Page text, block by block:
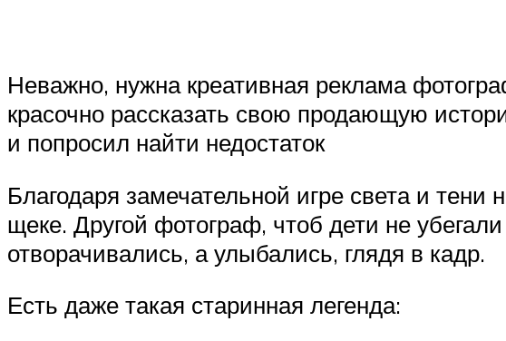
Неважно, нужна креативная реклама
красочно рассказать свою продающую
и попросил найти недостаток
Благодаря замечательной игре света и
щеке. Другой фотограф, чтоб дети не
отворачивались, а улыбались, глядя в кадр.
Есть даже такая старинная легенда: